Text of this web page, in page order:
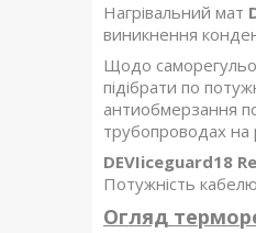
Нагрівальний мат
виникнення
Щодо
підібрати по
антиобмерзання
трубопроводах на
DEVIiceguard18
Потужність
Огляд